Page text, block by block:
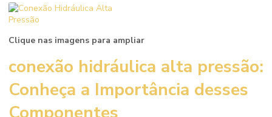
Clique nas imagens para ampliar
conexão hidráulica alta pressão:
Conheça a Importância desses